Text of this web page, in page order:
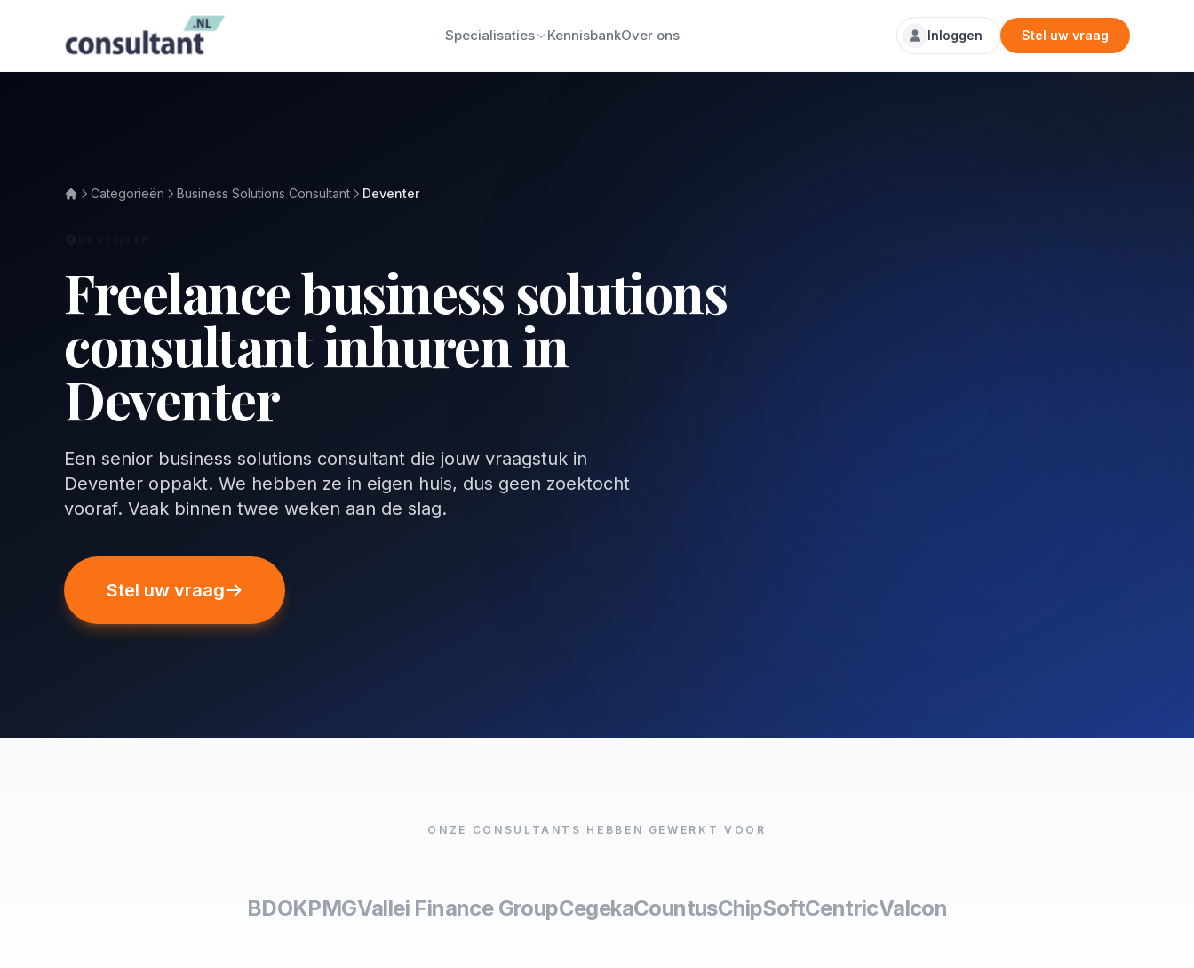
Specialisaties KennisbankOver ons Inloggen Stel uw vraag
Categorieën Business Solutions Consultant Deventer
Freelance business solutions
consultant inhuren in
Deventer
Een senior business solutions consultant die jouw vraagstuk in
Deventer oppakt. We hebben ze in eigen huis, dus geen zoektocht
vooraf. Vaak binnen twee weken aan de slag.
Stel uw vraag
ONZE CONSULTANTS HEBBEN GEWERKT VOOR
BDOKPMGVallei Finance GroupCegekaCountusChipSoftCentricValcon